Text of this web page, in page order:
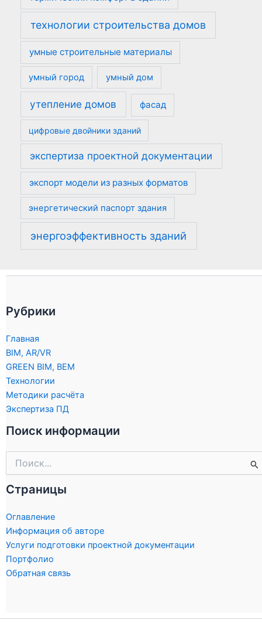
технологии строительства домов
умные строительные материалы
умный город умный дом
утепление домов фасад
цифровые двойники зданий
экспертиза проектной документации
экспорт модели из разных форматов
энергетический паспорт здания
энергоэффективность зданий
Рубрики
Главная
BIM, AR/VR
GREEN BIM, BEM
Технологии
Методики расчёта
Экспертиза ПД
Поиск информации
Страницы
Оглавление
Информация об авторе
Услуги подготовки проектной документации
Портфолио
Обратная связь